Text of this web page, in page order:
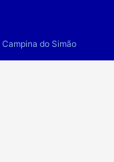
Campina do Simão